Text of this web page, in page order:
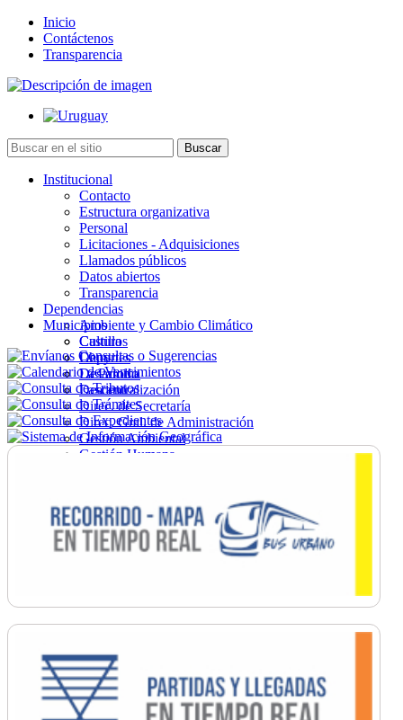
Inicio
Contáctenos
Transparencia
Institucional
Contacto
Estructura organizativa
Personal
Licitaciones - Adquisiciones
Llamados públicos
Datos abiertos
Transparencia
Dependencias
Ambiente y Cambio Climático
Cultura
Deportes
Desarrollo
Descentralización
Direc. de Secretaría
Direc. Gral. de Administración
Gestión Ambiental
Gestión Humana
Ordenamiento
Promoción Social
Salud
Secretaría General
Municipios
Castillos
Chuy
La Paloma
Lascano